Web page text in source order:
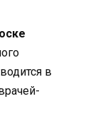
в